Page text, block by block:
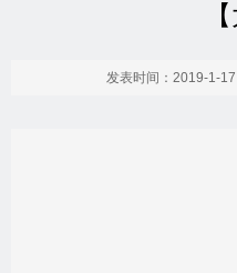
发表时间：2019-1-